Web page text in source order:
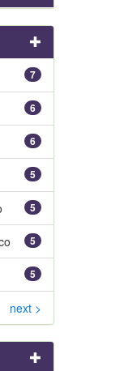
7
6
6
5
5
5
5
next >